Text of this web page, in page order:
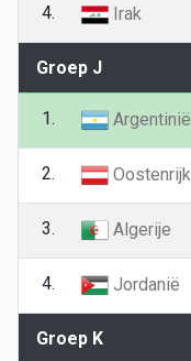
4. Irak
Groep J
1. Argentinië
2. Oostenrijk
3. Algerije
4. Jordanië
Groep K